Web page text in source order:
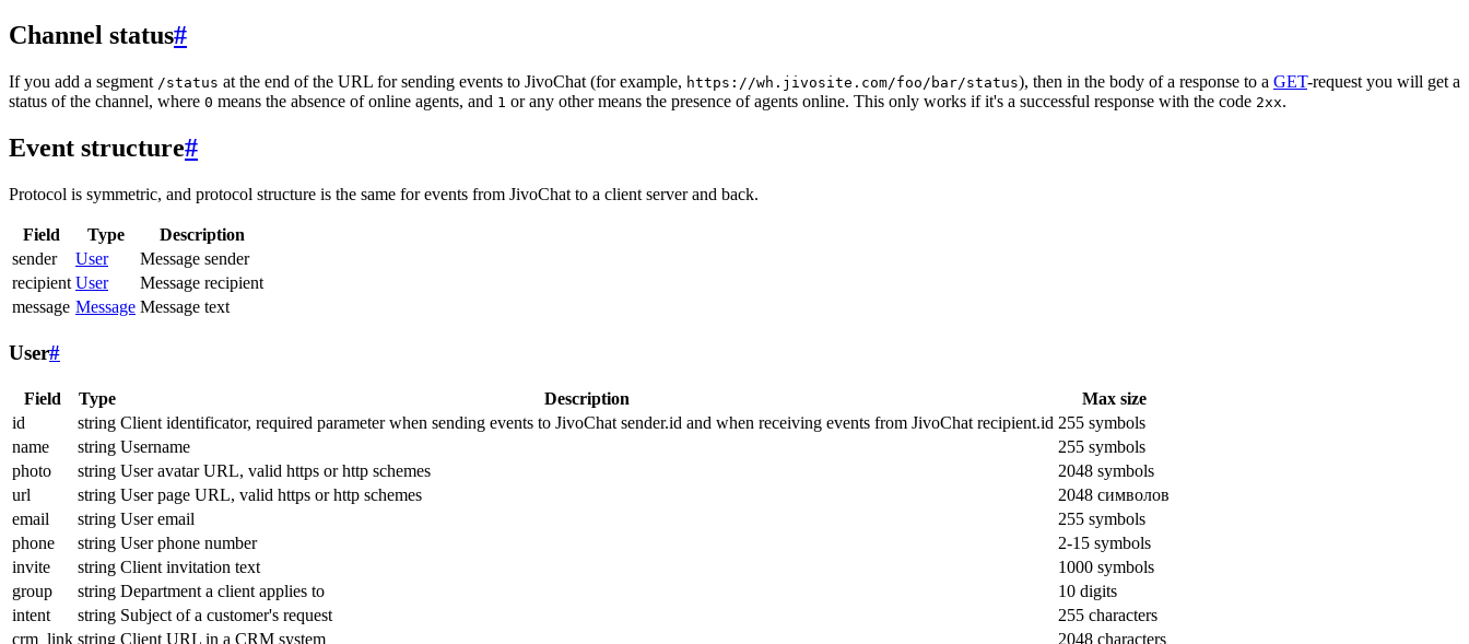
Channel status#
If you add a segment /status at the end of the URL for sending events to JivoChat (for example, https://wh.jivosite.com/foo/bar/status), then in the body of a response to a GET-request you will get a
status of the channel, where 0 means the absence of online agents, and 1 or any other means the presence of agents online. This only works if it's a successful response with the code 2xx.
Event structure#
Protocol is symmetric, and protocol structure is the same for events from JivoChat to a client server and back.
Field Type
Description
sender
User
Message sender
recipient User
Message recipient
message Message Message text
User#
Field Type Description
Max size
id
string Client identificator, required parameter when sending events to JivoChat sender.id and when receiving events from JivoChat recipient.id 255 symbols
name
string Username
255 symbols
photo
string User avatar URL, valid https or http schemes
2048 symbols
url
string User page URL, valid https or http schemes
2048 символов
email
string User email
255 symbols
phone
string User phone number
2-15 symbols
invite
string Client invitation text
1000 symbols
group
string Department a client applies to
10 digits
intent
string Subject of a customer's request
255 characters
crm_link string Client URL in a CRM system 2048 characters